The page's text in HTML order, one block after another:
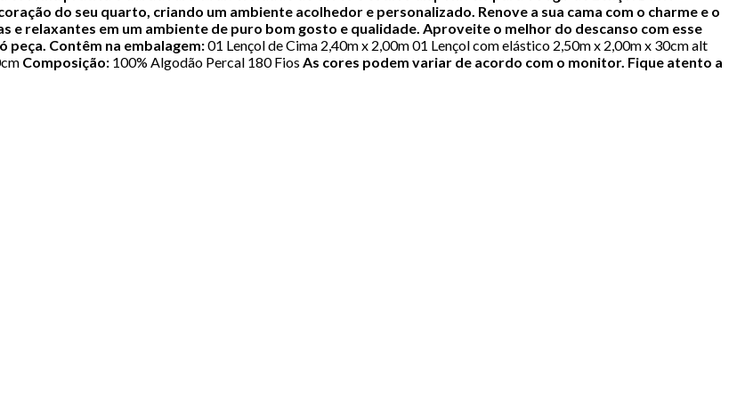
do seu quarto, criando um ambiente acolhedor e personalizado. Renove a sua cama com o charme e o
relaxantes em um ambiente de puro bom gosto e qualidade. Aproveite o melhor do descanso com esse
peça. Contêm na embalagem:01 Lençol de Cima 2,40m x 2,00m 01 Lençol com elástico 2,50m x 2,00m x 30cm alt
Composição: 100% Algodão Percal 180 Fios As cores podem variar de acordo com o monitor. Fique atento a